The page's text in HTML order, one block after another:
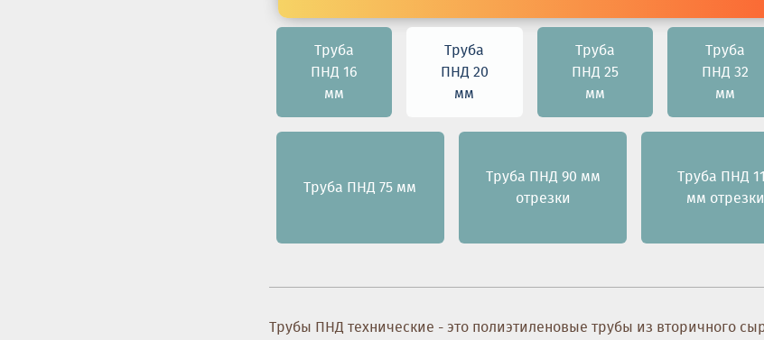
Труба
ПНД 16
мм
Труба
ПНД 20
мм
Труба
ПНД 25
мм
Труба
ПНД 32
мм
Труба ПНД 75 мм
Труба ПНД 90 мм
отрезки
Труба ПНД
мм отрезки
Трубы ПНД технические - это полиэтиленовые трубы из вторичного